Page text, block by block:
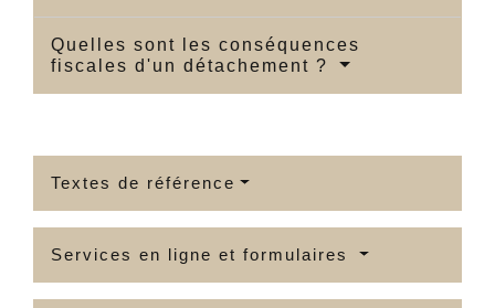
Quelles sont les conséquences
fiscales d'un détachement ?
Textes de référence
Services en ligne et formulaires